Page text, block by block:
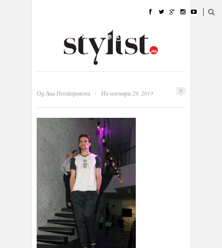
УБАВИНА
КУЛТУРА @РАБОТА
ИЗЛОГ
0
ОдАна Несторовска · На ноември 29, 2013